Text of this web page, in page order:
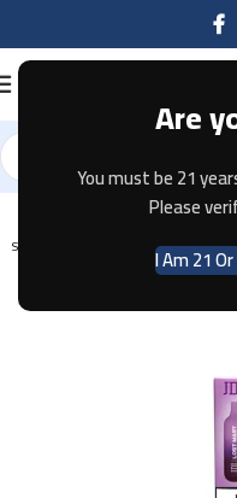
Are
You must be 21
Please
I Am 21
Home Disposable
SOLD OUT